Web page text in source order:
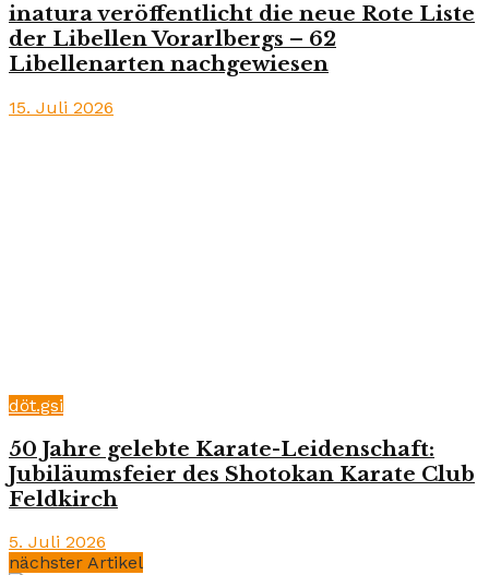
inatura veröffentlicht die neue Rote Liste
der Libellen Vorarlbergs – 62
Libellenarten nachgewiesen
15. Juli 2026
döt.gsi
50 Jahre gelebte Karate-Leidenschaft:
Jubiläumsfeier des Shotokan Karate Club
Feldkirch
5. Juli 2026
nächster Artikel